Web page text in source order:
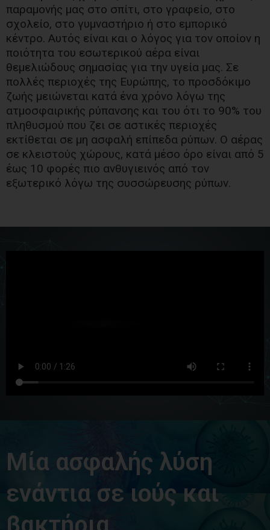
παραμονής μας στο σπίτι, στο γραφείο, στο
σχολείο, στο γυμναστήριο ή στο εμπορικό
κέντρο. Αυτός είναι και ο λόγος για τον οποίον η
ποιότητα του εσωτερικού αέρα είναι
θεμελιώδους σημασίας για την υγεία μας. Σε
πολλές περιοχές της Ευρώπης, το προσδόκιμο
ζωής μειώνεται κατά ένα χρόνο λόγω της
ατμοσφαιρικής ρύπανσης και του ότι το 90% του
πληθυσμού που ζει σε αστικές περιοχές
εκτίθεται σε μη ασφαλή επίπεδα ρύπων. Ο αέρας
σε κλειστούς χώρους, κατά μέσο όρο είναι από 5
έως 10 φορές πιο ανθυγιεινός από τον
εξωτερικό λόγω της συσσώρευσης ρύπων.
Μία ασφαλής λύση
ενάντια σε ιούς και